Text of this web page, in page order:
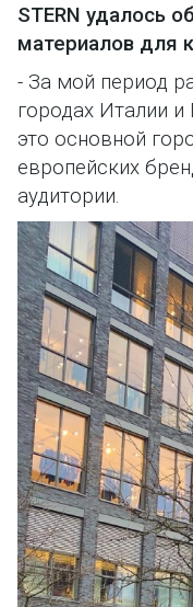
STERN удалось
материалов для
- За мой период
городах Италии
это основной
европейских
аудитории.